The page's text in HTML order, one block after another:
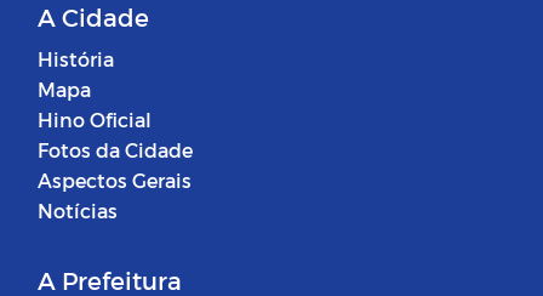
A Cidade
História
Mapa
Hino Oficial
Fotos da Cidade
Aspectos Gerais
Notícias
A Prefeitura